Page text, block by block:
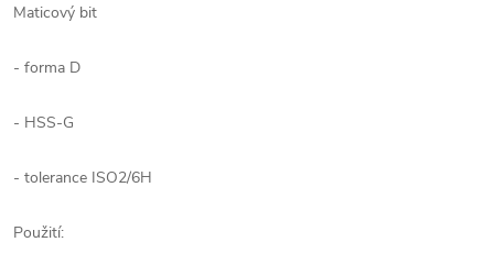
Maticový bit
- forma D
- HSS-G
- tolerance ISO2/6H
Použití: